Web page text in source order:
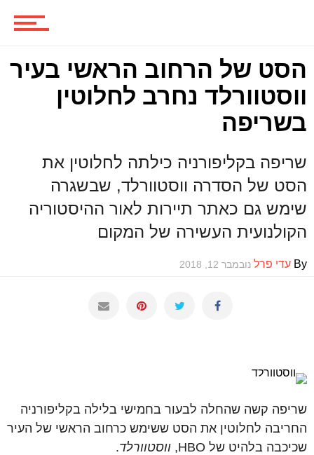
ביקורות משחקים
ספרים וקומיקס
וכל השאר
הסט של הרחוב הראשי בעיר
ווסטוורלד נחרב לחלוטין
בשריפה
שריפה בקליפורניה כילתה לחלוטין את
הסט של הסדרה ווסטוורלד, שבשגרה
שימש גם כאתר תיירות לאור ההיסטוריה
הקולנועית העשירה של המקום
By עדי פרל נובמבר 12, 2018
שריפה קשה שהחלה לבעור בחמישי בלילה בקליפורניה
החריבה לחלוטין את הסט ששימש כרחוב הראשי של העיר
שכיכבה בלהיט של HBO,
ווסטוורלד.